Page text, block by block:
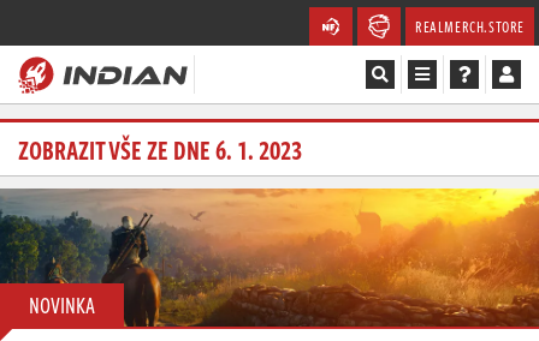
REALMERCH.STORE
Magazín
Recenze
Videa
Soutěže
ZOBRAZIT VŠE ZE DNE 6. 1. 2023
NOVINKA